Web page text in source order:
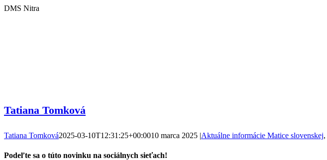
DMS Nitra
Tatiana Tomková
Tatiana Tomková2025-03-10T12:31:25+00:0010 marca 2025 |Aktuálne informácie Matice slovenskej,
Podeľte sa o túto novinku na sociálnych sieťach!